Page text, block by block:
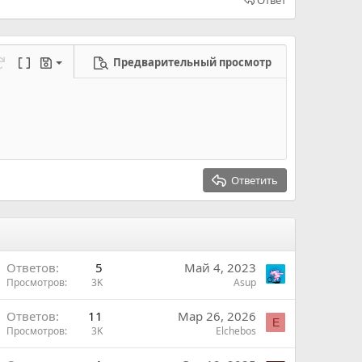
Переключить BB код
Черновики Предварительный просмотр
Ответить
Ответов 5
Просмотров 3K
Май 4, 2023
Asup
Ответов 11
Просмотров 3K
Мар 26, 2026
Elchebos
E